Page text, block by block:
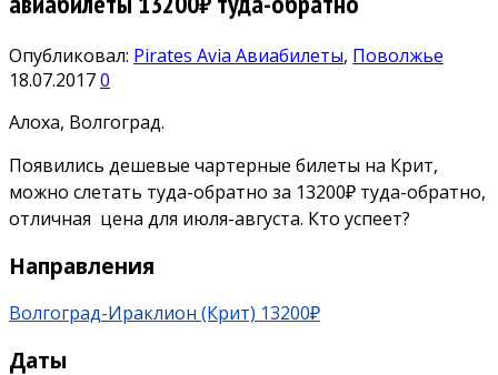
Опубликовал: Pirates Avia Авиабилеты, Поволжье
18.07.20170
Алоха, Волгоград.
Появились дешевые чартерные билеты на Крит,
можно слетать туда-обратно за 13200₽ туда-обратно,
отличная цена для июля-августа. Кто успеет?
Направления
Волгоград-Ираклион (Крит) 13200₽
Даты